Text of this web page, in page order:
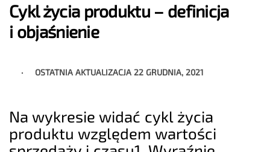
Cykl życia produktu – definicja
i objaśnienie
OSTATNIA AKTUALIZACJA 22 GRUDNIA, 2021
Na wykresie widać cykl życia
produktu względem wartości